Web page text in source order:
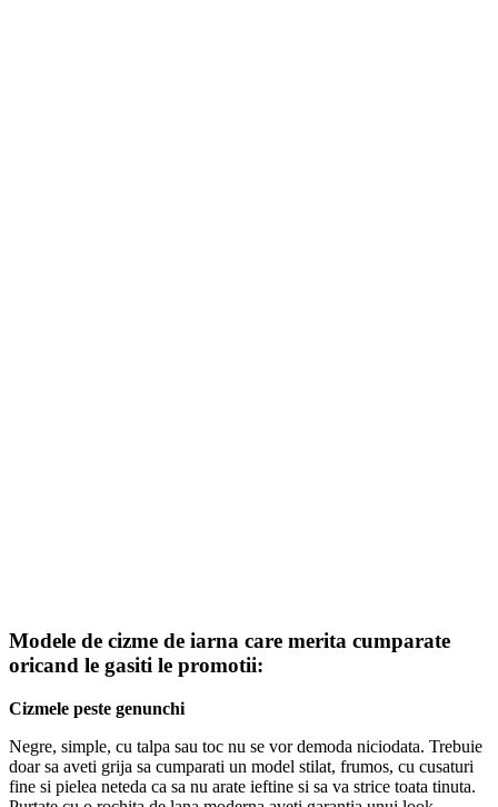
Modele de cizme de iarna care merita cumparate
oricand le gasiti le promotii:
Cizmele peste genunchi
Negre, simple, cu talpa sau toc nu se vor demoda niciodata. Trebuie
doar sa aveti grija sa cumparati un model stilat, frumos, cu cusaturi
fine si pielea neteda ca sa nu arate ieftine si sa va strice toata tinuta.